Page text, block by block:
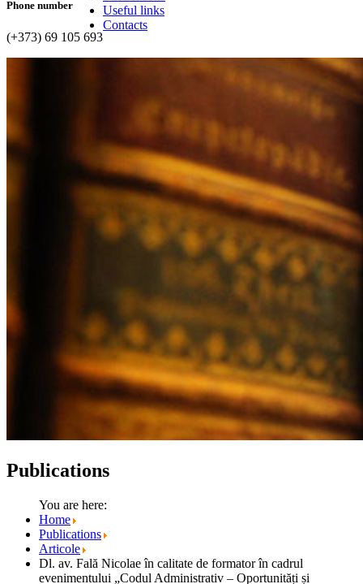
Phone number
(+373) 69 105 693
Useful links
Contacts
Publications
You are here:
Home
Publications
Articole
Dl. av. Fală Nicolae în calitate de formator în cadrul
evenimentului „Codul Administrativ – Oportunități și